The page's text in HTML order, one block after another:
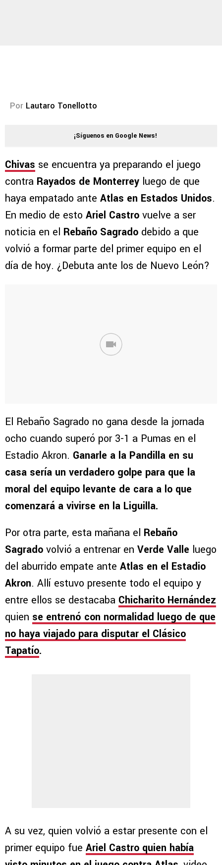
Por Lautaro Tonellotto
¡Síguenos en Google News!
Chivas se encuentra ya preparando el juego
contra Rayados de Monterrey luego de que
haya empatado ante Atlas en Estados Unidos.
En medio de esto Ariel Castro vuelve a ser
noticia en el Rebaño Sagrado debido a que
volvió a formar parte del primer equipo en el
día de hoy. ¿Debuta ante los de Nuevo León?
El Rebaño Sagrado no gana desde la jornada
ocho cuando superó por 3-1 a Pumas en el
Estadio Akron. Ganarle a la Pandilla en su
casa sería un verdadero golpe para que la
moral del equipo levante de cara a lo que
comenzará a vivirse en la Liguilla.
Por otra parte, esta mañana el Rebaño
Sagrado volvió a entrenar en Verde Valle luego
del aburrido empate ante Atlas en el Estadio
Akron. Allí estuvo presente todo el equipo y
entre ellos se destacaba Chicharito Hernández
quien se entrenó con normalidad luego de que
no haya viajado para disputar el Clásico
Tapatío.
A su vez, quien volvió a estar presente con el
primer equipo fue Ariel Castro quien había